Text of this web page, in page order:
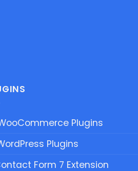
Plugins
Plugins
Form 7 Extension